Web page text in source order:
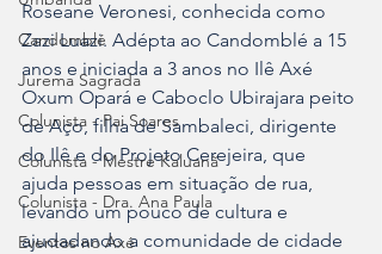
Candomblé
Jurema Sagrada
Colunista - Pai Soares
Colunista - Mestre Kaluanã
Colunista - Dra. Ana Paula
Eventos no Axé
Roseane Veronesi, conhecida como
Zazi Luazi. Adépta ao Candomblé a 15
anos e iniciada a 3 anos no Ilê Axé
Oxum Opará e Caboclo Ubirajara peito
de Aço, filha de Sambaleci, dirigente
do Ilê e do Projeto Cerejeira, que
ajuda pessoas em situação de rua,
levando um pouco de cultura e
ajudadando a comunidade de cidade